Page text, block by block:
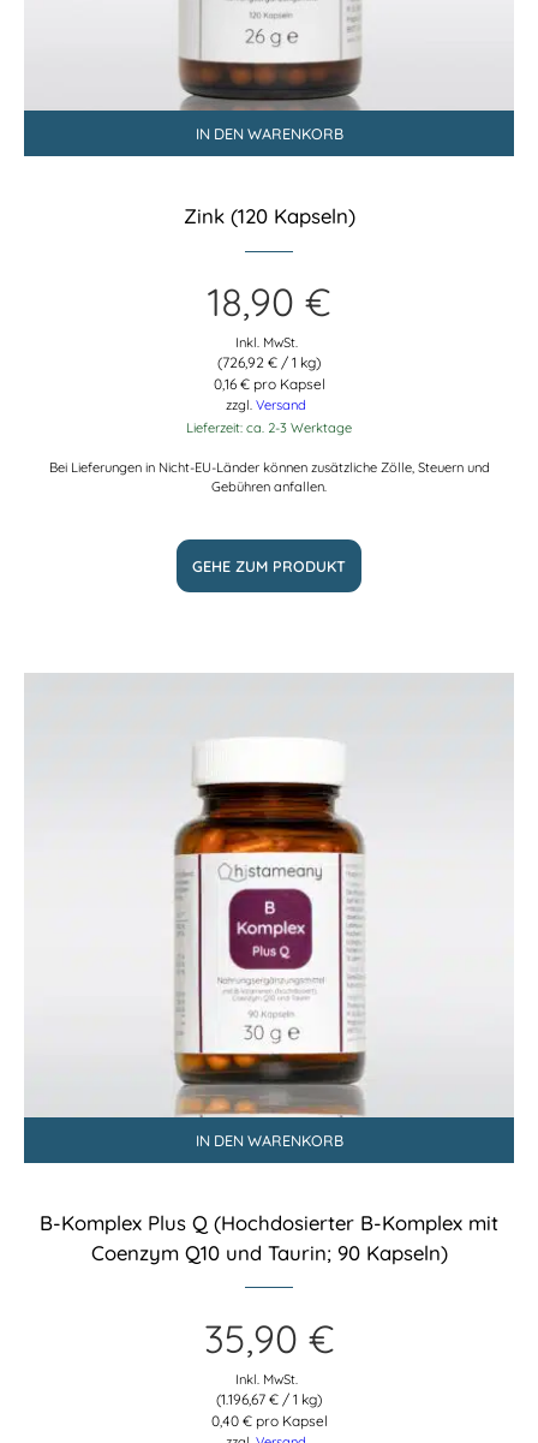
IN DEN WARENKORB
Zink (120 Kapseln)
18,90 €
Inkl. MwSt.
(726,92 € / 1 kg)
0,16 € pro Kapsel
zzgl. Versand
Lieferzeit: ca. 2-3 Werktage
Bei Lieferungen in Nicht-EU-Länder können zusätzliche Zölle, Steuern und
Gebühren anfallen.
GEHE ZUM PRODUKT
IN DEN WARENKORB
B-Komplex Plus Q (Hochdosierter B-Komplex mit
Coenzym Q10 und Taurin; 90 Kapseln)
35,90 €
Inkl. MwSt.
(1.196,67 € / 1 kg)
0,40 € pro Kapsel